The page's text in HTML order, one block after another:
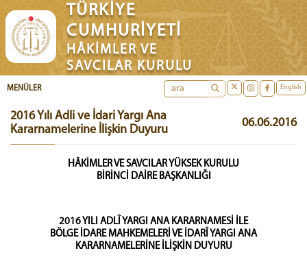
TÜRKİYE
CUMHURİYETİ
HÂKİMLER VE
SAVCILAR KURULU
English
MENÜLER
2016 Yılı Adli ve İdari Yargı Ana
Kararnamelerine İlişkin Duyuru
06.06.2016
HÂKİMLER VE SAVCILAR YÜKSEK KURULU
BİRİNCİ DAİRE BAŞKANLIĞI
2016 YILI ADLÎ YARGI ANA KARARNAMESİ İLE
BÖLGE İDARE MAHKEMELERİ VE İDARÎ YARGI ANA
KARARNAMELERİNE İLİŞKİN DUYURU